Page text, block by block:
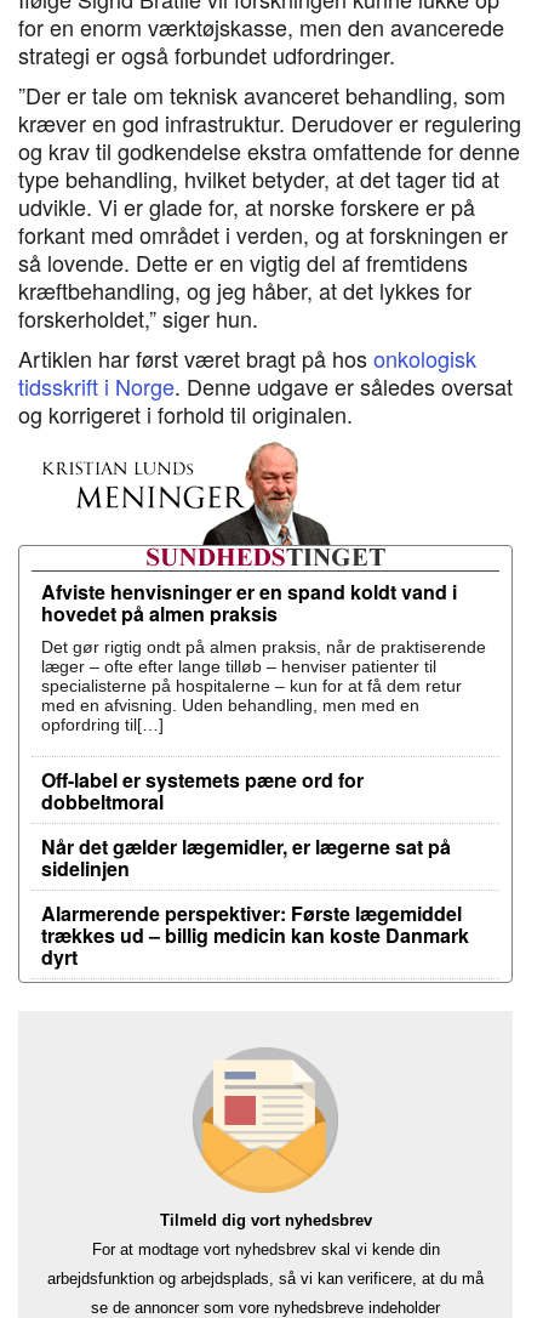
for en enorm værktøjskasse, men den avancerede
strategi er også forbundet udfordringer.
”Der er tale om teknisk avanceret behandling, som
kræver en god infrastruktur. Derudover er regulering
og krav til godkendelse ekstra omfattende for denne
type behandling, hvilket betyder, at det tager tid at
udvikle. Vi er glade for, at norske forskere er på
forkant med området i verden, og at forskningen er
så lovende. Dette er en vigtig del af fremtidens
kræftbehandling, og jeg håber, at det lykkes for
forskerholdet,” siger hun.
Artiklen har først været bragt på hosonkologisk
tidsskrift i Norge. Denne udgave er således oversat
og korrigeret i forhold til originalen.
Afviste henvisninger er en spand koldt vand i
hovedet på almen praksis
Det gør rigtig ondt på almen praksis, når de praktiserende
læger – ofte efter lange tilløb – henviser patienter til
specialisterne på hospitalerne – kun for at få dem retur
med en afvisning. Uden behandling, men med en
opfordring til[…]
Off-label er systemets pæne ord for
dobbeltmoral
Når det gælder lægemidler, er lægerne sat på
sidelinjen
Alarmerende perspektiver: Første lægemiddel
trækkes ud – billig medicin kan koste Danmark
dyrt
Tilmeld dig vort nyhedsbrev
For at modtage vort nyhedsbrev skal vi kende din
arbejdsfunktion og arbejdsplads, så vi kan verificere, at du må
se de annoncer som vore nyhedsbreve indeholder